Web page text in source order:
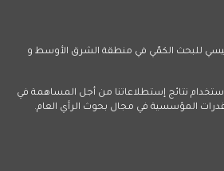
للبحث الكمّي في منطقة الشرق الأوسط و
نتائج إستطلاعاتنا من أجل المساهمة في
المؤسسية في مجال بحوث الرأي العام.